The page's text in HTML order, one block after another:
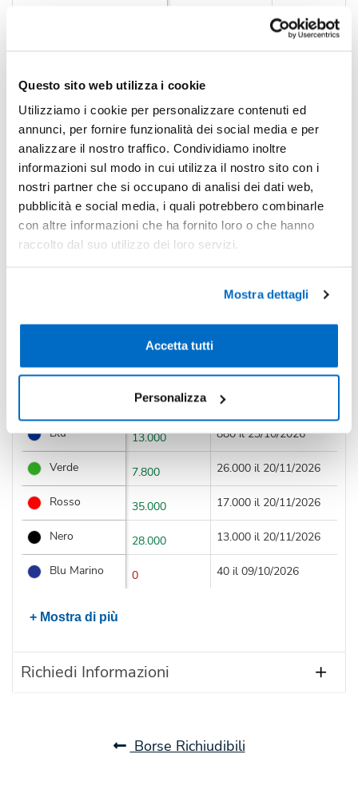
Questo sito web utilizza i cookie
Utilizziamo i cookie per personalizzare contenuti ed
annunci, per fornire funzionalità dei social media e per
analizzare il nostro traffico. Condividiamo inoltre
informazioni sul modo in cui utilizza il nostro sito con i
nostri partner che si occupano di analisi dei dati web,
pubblicità e social media, i quali potrebbero combinarle
con altre informazioni che ha fornito loro o che hanno
raccolto dal suo utilizzo dei loro servizi.
Mostra dettagli
Accetta tutti
Personalizza
€ 0,76
*Prezzi prodotto per quantità merce neutra e prezzi IVA
Non trovi la quantità in tabella?Calcola il preventivo
Quantità consigliata
1000pz.Prezzo unitario:€ 0,92IVA incl.Totale:€ 923,05
IVA incl.
Colore Disponibilità
Prossimi arrivi
8.900 4.400 il 20/11/2026
Blu 13.000 880 il 23/10/2026
Verde 7.800 26.000 il 20/11/2026
Rosso 35.000 17.000 il 20/11/2026
Nero 28.000 13.000 il 20/11/2026
Blu Marino 0 40 il 09/10/2026
+ Mostra di più
Richiedi Informazioni
Borse Richiudibili